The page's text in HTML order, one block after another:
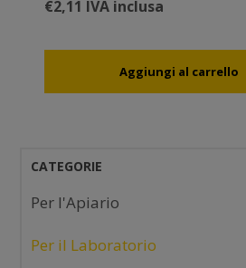
€2,11 IVA inclusa
CATEGORIE
Per l'Apiario
Per il Laboratorio